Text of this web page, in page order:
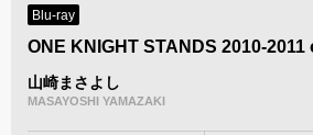
Blu-ray
ONE KNIGHT STANDS 2010-
山崎まさよし
MASAYOSHI YAMAZAKI